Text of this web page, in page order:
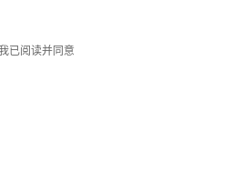
已阅读并同意